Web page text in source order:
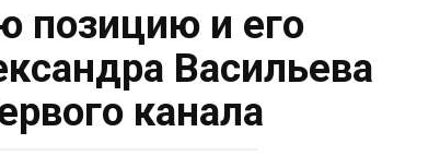
позицию и его
Васильева
канала